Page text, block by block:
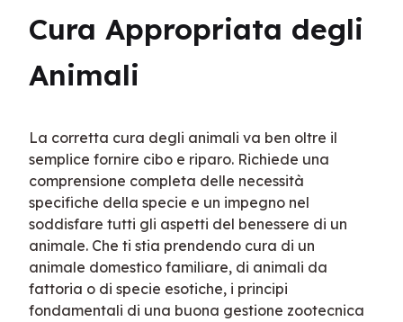
Cura Appropriata degli
Animali
La corretta cura degli animali va ben oltre il
semplice fornire cibo e riparo. Richiede una
comprensione completa delle necessità
specifiche della specie e un impegno nel
soddisfare tutti gli aspetti del benessere di un
animale. Che ti stia prendendo cura di un
animale domestico familiare, di animali da
fattoria o di specie esotiche, i principi
fondamentali di una buona gestione zootecnica